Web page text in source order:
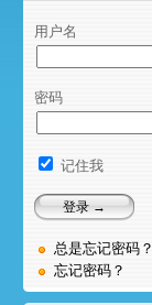
用户名
密码
记住我
总是忘记密码？
忘记密码？